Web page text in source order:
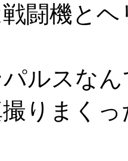
闘機と
ルスな
りまく